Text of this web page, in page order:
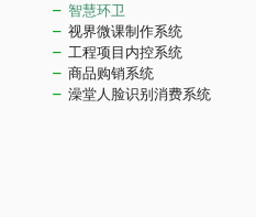
智慧环卫
视界微课制作系统
工程项目内控系统
商品购销系统
澡堂人脸识别消费系统